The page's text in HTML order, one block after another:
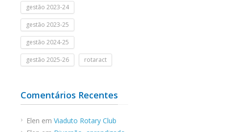
gestão 2023-24
gestão 2023-25
gestão 2024-25
gestão 2025-26 rotaract
Comentários Recentes
Elen em Viaduto Rotary Club